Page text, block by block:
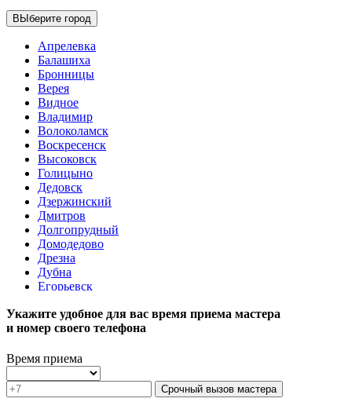
ВЫберите город
Апрелевка
Балашиха
Бронницы
Верея
Видное
Владимир
Волоколамск
Воскресенск
Высоковск
Голицыно
Дедовск
Дзержинский
Дмитров
Долгопрудный
Домодедово
Дрезна
Дубна
Егорьевск
Жуковский
Зарайск
Зеленоград
Ивантеевка
Истра
Кашира
Укажите удобное для вас время приема мастера
и номер своего телефона
Время приема
Срочный вызов мастера